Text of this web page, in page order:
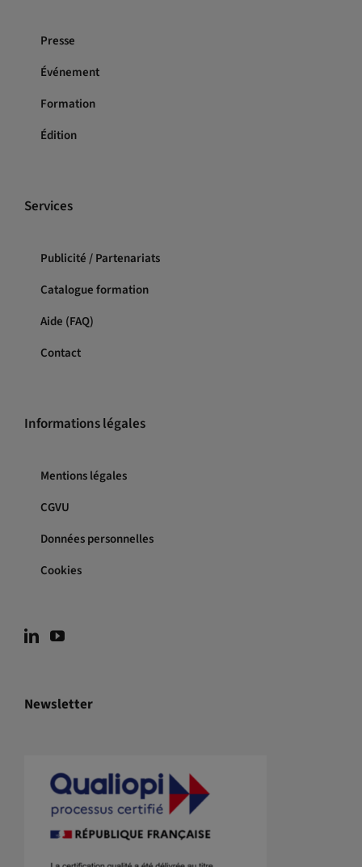
Presse
Événement
Formation
Édition
Services
Publicité / Partenariats
Catalogue formation
Aide (FAQ)
Contact
Informations légales
Mentions légales
CGVU
Données personnelles
Cookies
Newsletter